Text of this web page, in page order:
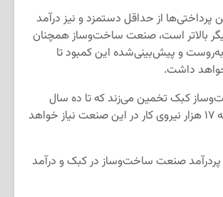
پرداختی‌ها از حداقل دستمزد و نیز درآمد
بالاتر است، صنعت ساخت‌وساز همچنان
و پیش‌بینی‌شده این کمبود تا
داشت.
کبک تخمین می‌زند که تا ده سال
آینده، هر سال به ۱۷ هزار نیروی کار در این صنعت نیاز خواهد
صنعت ساخت‌وساز در کبک و درآمد